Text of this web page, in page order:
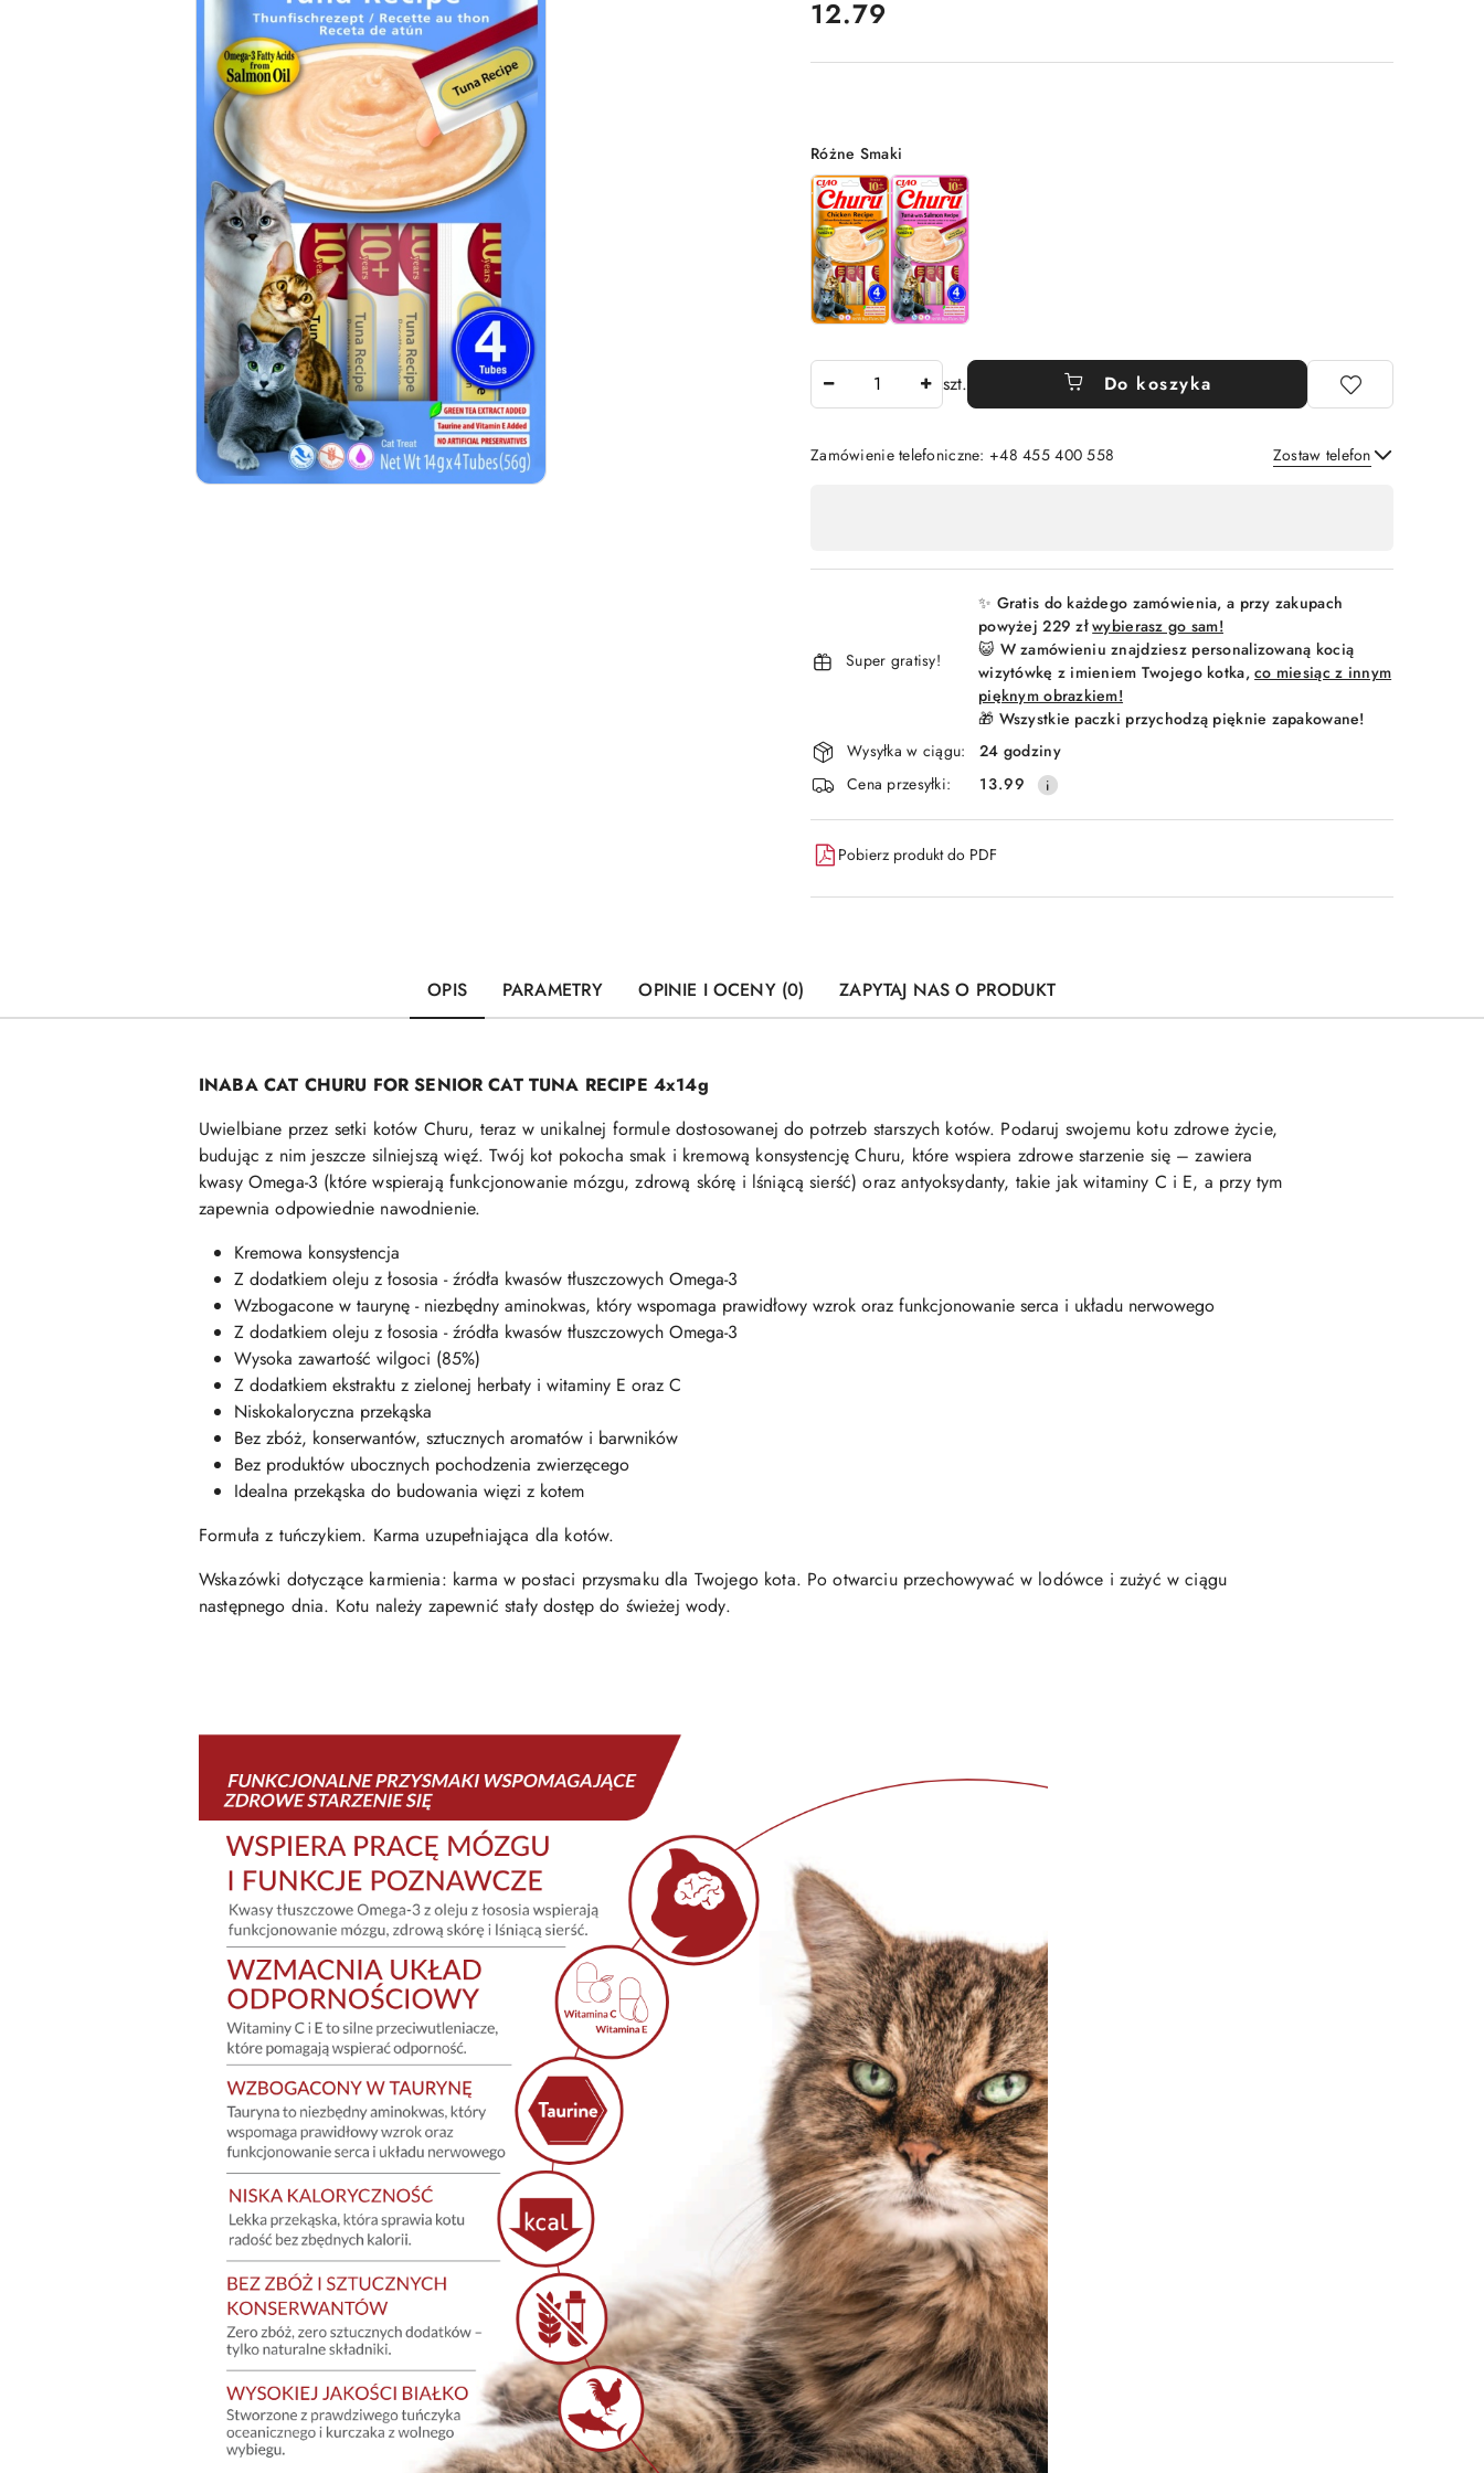
cena:
12.79
Wariant
Różne Smaki
szt. Do koszyka
Zamówienie telefoniczne: +48 455 400 558 Zostaw telefon
płatność
dostawa
Super gratisy!
✨ Gratis do każdego zamówienia, a przy zakupach
powyżej 229 złwybierasz go sam!
😺 W zamówieniu znajdziesz personalizowaną kocią
wizytówkę z imieniem Twojego kotka,co miesiąc z innym
pięknym obrazkiem!
🎁 Wszystkie paczki przychodzą pięknie zapakowane!
Wysyłka w ciągu:
24 godziny
Cena przesyłki:
13.99
Pobierz produkt do PDF
OPIS PARAMETRY OPINIE I OCENY (0) ZAPYTAJ NAS O PRODUKT
INABA CAT CHURU FOR SENIOR CAT TUNA RECIPE 4x14g
Uwielbiane przez setki kotów Churu, teraz w unikalnej formule dostosowanej do potrzeb starszych kotów. Podaruj swojemu kotu zdrowe życie,
budując z nim jeszcze silniejszą więź. Twój kot pokocha smak i kremową konsystencję Churu, które wspiera zdrowe starzenie się – zawiera
kwasy Omega-3 (które wspierają funkcjonowanie mózgu, zdrową skórę i lśniącą sierść) oraz antyoksydanty, takie jak witaminy C i E, a przy tym
zapewnia odpowiednie nawodnienie.
Kremowa konsystencja
Z dodatkiem oleju z łososia - źródła kwasów tłuszczowych Omega-3
Wzbogacone w taurynę - niezbędny aminokwas, który wspomaga prawidłowy wzrok oraz funkcjonowanie serca i układu nerwowego
Z dodatkiem oleju z łososia - źródła kwasów tłuszczowych Omega-3
Wysoka zawartość wilgoci (85%)
Z dodatkiem ekstraktu z zielonej herbaty i witaminy E oraz C
Niskokaloryczna przekąska
Bez zbóż, konserwantów, sztucznych aromatów i barwników
Bez produktów ubocznych pochodzenia zwierzęcego
Idealna przekąska do budowania więzi z kotem
Formuła z tuńczykiem. Karma uzupełniająca dla kotów.
Wskazówki dotyczące karmienia: karma w postaci przysmaku dla Twojego kota. Po otwarciu przechowywać w lodówce i zużyć w ciągu
następnego dnia. Kotu należy zapewnić stały dostęp do świeżej wody.